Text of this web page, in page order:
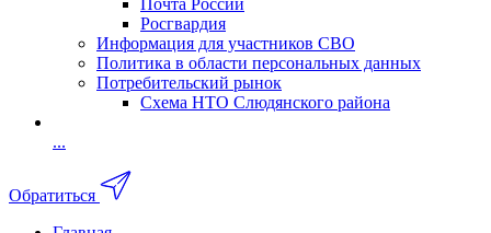
Почта России
Росгвардия
Информация для участников СВО
Политика в области персональных данных
Потребительский рынок
Схема НТО Слюдянского района
...
Обратиться